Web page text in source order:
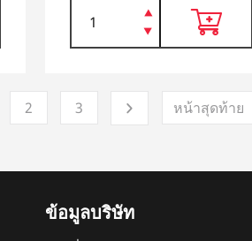
2 3 หน้าสุดท้าย
ข้อมูลบริษัท